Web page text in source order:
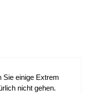
Sie einige Extrem
nicht gehen.